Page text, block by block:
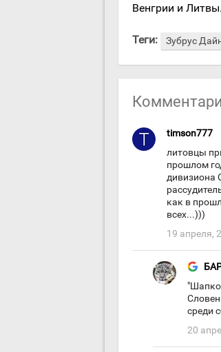
Венгрии и Литвы.
Теги: Зубрус
timson777
литовцы
прошлом
дивизиона
как в
всех...)))
19 апреля,
среди
20